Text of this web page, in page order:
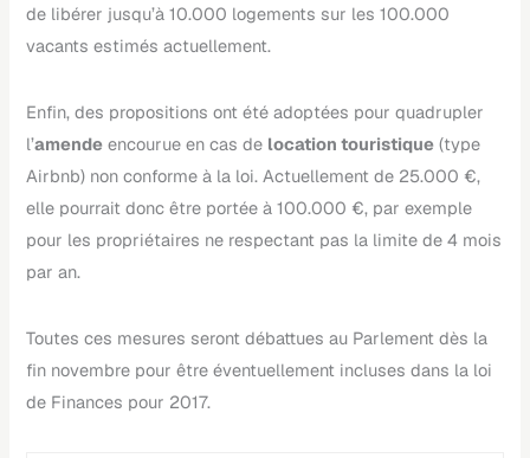
de libérer jusqu’à 10.000 logements sur les 100.000
vacants estimés actuellement.
Enfin, des propositions ont été adoptées pour quadrupler
l’amende encourue en cas de location touristique (type
Airbnb) non conforme à la loi. Actuellement de 25.000 €,
elle pourrait donc être portée à 100.000 €, par exemple
pour les propriétaires ne respectant pas la limite de 4 mois
par an.
Toutes ces mesures seront débattues au Parlement dès la
fin novembre pour être éventuellement incluses dans la loi
de Finances pour 2017.